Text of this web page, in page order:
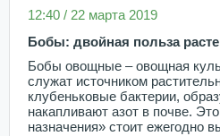
12:40 / 22 марта 2019
Бобы: двойная польза
Бобы овощные – овощная
служат источником
клубеньковые бактерии,
накапливают азот в почве.
назначения» стоит ежегодно